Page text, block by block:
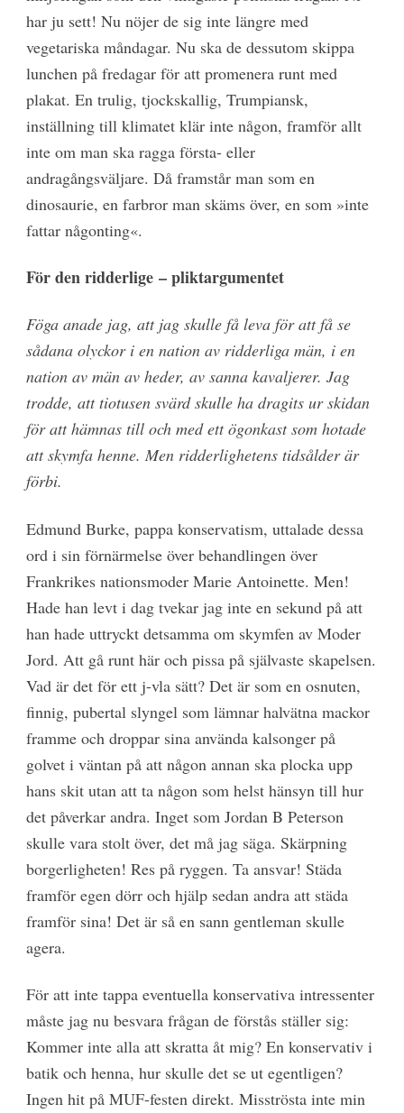
har ju sett! Nu nöjer de sig inte längre med
vegetariska måndagar. Nu ska de dessutom skippa
lunchen på fredagar för att promenera runt med
plakat. En trulig, tjockskallig, Trumpiansk,
inställning till klimatet klär inte någon, framför allt
inte om man ska ragga första- eller
andragångsväljare. Då framstår man som en
dinosaurie, en farbror man skäms över, en som »inte
fattar någonting«.
För den ridderlige – pliktargumentet
Föga anade jag, att jag skulle få leva för att få se
sådana olyckor i en nation av ridderliga män, i en
nation av män av heder, av sanna kavaljerer. Jag
trodde, att tiotusen svärd skulle ha dragits ur skidan
för att hämnas till och med ett ögonkast som hotade
att skymfa henne. Men ridderlighetens tidsålder är
förbi.
Edmund Burke, pappa konservatism, uttalade dessa
ord i sin förnärmelse över behandlingen över
Frankrikes nationsmoder Marie Antoinette. Men!
Hade han levt i dag tvekar jag inte en sekund på att
han hade uttryckt detsamma om skymfen av Moder
Jord. Att gå runt här och pissa på självaste skapelsen.
Vad är det för ett j-vla sätt? Det är som en osnuten,
finnig, pubertal slyngel som lämnar halvätna mackor
framme och droppar sina använda kalsonger på
golvet i väntan på att någon annan ska plocka upp
hans skit utan att ta någon som helst hänsyn till hur
det påverkar andra. Inget som Jordan B Peterson
skulle vara stolt över, det må jag säga. Skärpning
borgerligheten! Res på ryggen. Ta ansvar! Städa
framför egen dörr och hjälp sedan andra att städa
framför sina! Det är så en sann gentleman skulle
agera.
För att inte tappa eventuella konservativa intressenter
måste jag nu besvara frågan de förstås ställer sig:
Kommer inte alla att skratta åt mig? En konservativ i
batik och henna, hur skulle det se ut egentligen?
Ingen hit på MUF-festen direkt. Misströsta inte min